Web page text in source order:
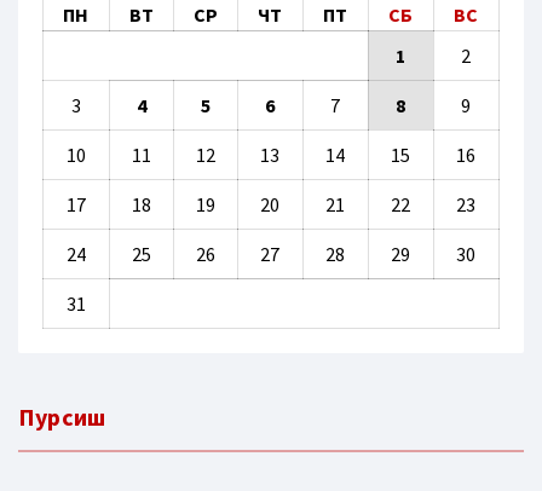
ПН
ВТ СР ЧТ ПТ СБ
ВС
1
2
3 4 5 6 7 8 9
10 11 12 13 14 15 16
17 18 19 20 21 22 23
24 25 26 27 28 29 30
31
Пурсиш